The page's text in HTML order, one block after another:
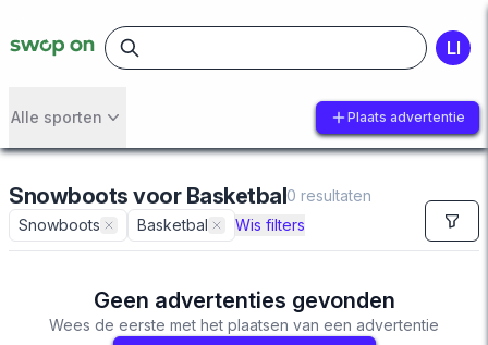
LI
Alle sporten Plaats advertentie
Snowboots voor Basketbal0 resultaten
Snowboots
Basketbal Wis filters
Geen advertenties gevonden
Wees de eerste met het plaatsen van een advertentie